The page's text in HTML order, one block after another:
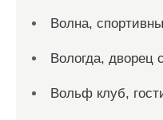
Волна,
Вологда, дворец
Вольф клуб,